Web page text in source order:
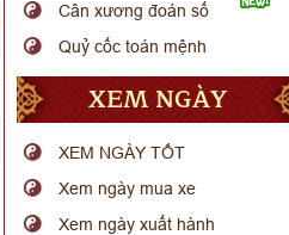
Cân xương đoán số
Quỷ cốc toán mệnh
XEM NGÀY
XEM NGÀY TỐT
Xem ngày mua xe
Xem ngày xuất hành